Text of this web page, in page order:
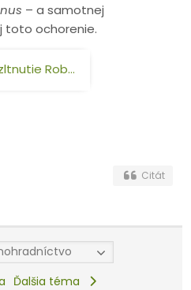
– a samotnej
toto ochorenie.
Robert Piroska.pdf
Citát
Ďalšia téma